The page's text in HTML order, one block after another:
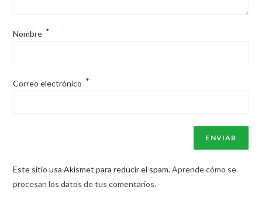
Nombre *
Correo electrónico *
Este sitio usa Akismet para reducir el spam.Aprende cómo se
procesan los datos de tus comentarios.